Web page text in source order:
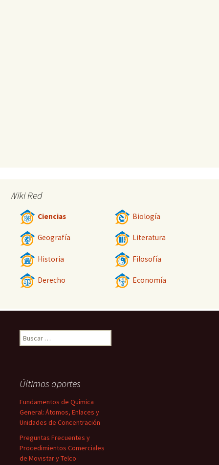
Wiki Red
Ciencias Biología
Geografía Literatura
Historia Filosofía
Derecho Economía
Buscar:
Últimos aportes
Fundamentos de Química
General: Átomos, Enlaces y
Unidades de Concentración
Preguntas Frecuentes y
Procedimientos Comerciales
de Movistar y Telco